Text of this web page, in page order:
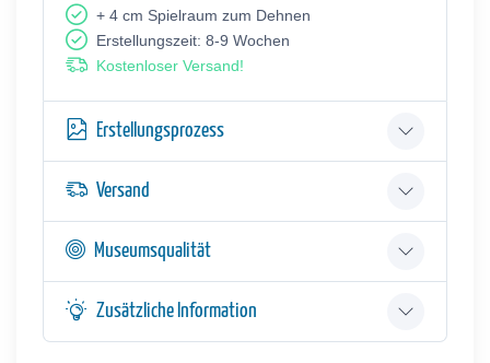
+ 4 cm Spielraum zum Dehnen
Erstellungszeit: 8-9 Wochen
Kostenloser Versand!
Erstellungsprozess
Versand
Museumsqualität
Zusätzliche Information